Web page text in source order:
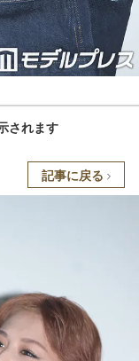
されます
記事に戻る